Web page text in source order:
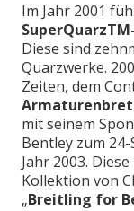
Im Jahr 2001
Diese sind
Quarzwerke.
Zeiten, dem
mit seinem
Bentley zum
Jahr 2003.
Kollektion von
„Breitling for